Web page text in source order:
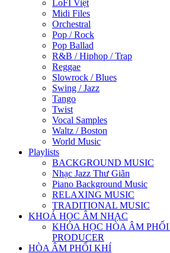
LoFI Việt
Midi Files
Orchestral
Pop / Rock
Pop Ballad
R&B / Hiphop / Trap
Reggae
Slowrock / Blues
Swing / Jazz
Tango
Twist
Vocal Samples
Waltz / Boston
World Music
Playlists
BACKGROUND MUSIC
Nhạc Jazz Thư Giãn
Piano Background Music
RELAXING MUSIC
TRADITIONAL MUSIC
KHOÁ HỌC ÂM NHẠC
KHÓA HỌC HÒA ÂM
PRODUCER
HÒA ÂM PHỐI KHÍ